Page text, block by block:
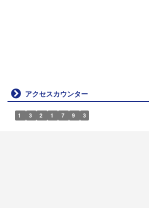
アクセスカウンター
1 3 2 1 7 9 3